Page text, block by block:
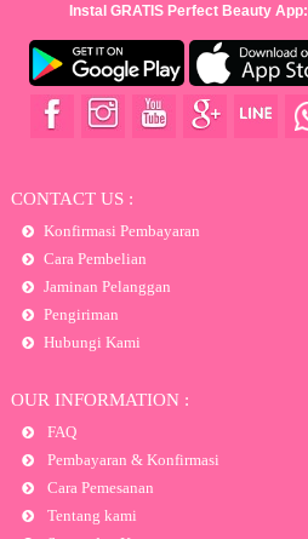
Instal GRATIS Perfect Beauty App:
CONTACT US :
Konfirmasi Pembayaran
Cara Pembelian
Jaminan Pelanggan
Pengiriman
Hubungi Kami
OUR INFORMATION :
FAQ
Pembayaran & Konfirmasi
Cara Pemesanan
Tentang kami